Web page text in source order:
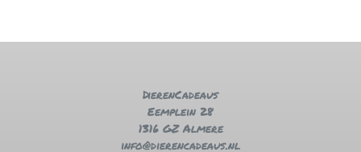
DierenCadeaus
Eemplein 28
1316 GZ Almere
info@dierencadeaus.nl